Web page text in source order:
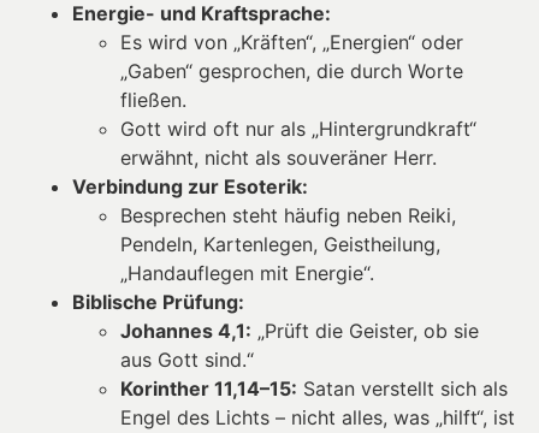
Energie- und Kraftsprache:
Es wird von „Kräften“, „Energien“ oder
„Gaben“ gesprochen, die durch Worte
fließen.
Gott wird oft nur als „Hintergrundkraft“
erwähnt, nicht als souveräner Herr.
Verbindung zur Esoterik:
Besprechen steht häufig neben Reiki,
Pendeln, Kartenlegen, Geistheilung,
„Handauflegen mit Energie“.
Biblische Prüfung:
Johannes 4,1: „Prüft die Geister, ob sie
aus Gott sind.“
Korinther 11,14–15: Satan verstellt sich als
Engel des Lichts – nicht alles, was „hilft“, ist